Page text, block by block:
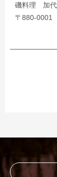
磯料理 加代
〒 880-0001